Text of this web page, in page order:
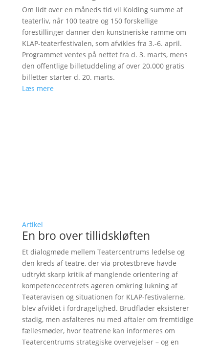
Om lidt over en måneds tid vil Kolding summe af
teaterliv, når 100 teatre og 150 forskellige
forestillinger danner den kunstneriske ramme om
KLAP-teaterfestivalen, som afvikles fra 3.-6. april.
Programmet ventes på nettet fra d. 3. marts, mens
den offentlige billetuddeling af over 20.000 gratis
billetter starter d. 20. marts.
Læs mere
Artikel
En bro over tillidskløften
Et dialogmøde mellem Teatercentrums ledelse og
den kreds af teatre, der via protestbreve havde
udtrykt skarp kritik af manglende orientering af
kompetencecentrets ageren omkring lukning af
Teateravisen og situationen for KLAP-festivalerne,
blev afviklet i fordragelighed. Brudflader eksisterer
stadig, men asfalteres nu med aftaler om fremtidige
fællesmøder, hvor teatrene kan informeres om
Teatercentrums strategiske overvejelser – og en